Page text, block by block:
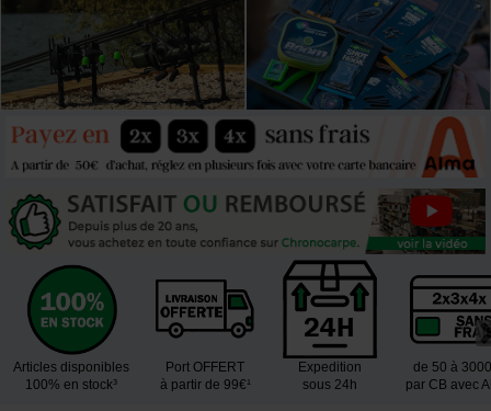
Articles disponibles
100% en stock³
Port OFFERT
à partir de 99€¹
Expedition
sous 24h
de 50 à
par CB avec